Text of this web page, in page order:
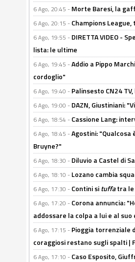
6 Ago, 20:45 - Morte Baresi, la
6 Ago, 20:15 - Champions
6 Ago, 19:55 - DIRETTA VIDEO -
lista: le ultime
6 Ago, 19:45 -Addio a Pippo
cordoglio"
6 Ago, 19:40 - Palinsesto CN24
6 Ago, 19:00 - DAZN, Giustiniani:
6 Ago, 18:54 - Cassione Lang:
6 Ago, 18:45 -Agostini: "Qualcosa
Bruyne?"
6 Ago, 18:30 - Diluvio a Castel di
6 Ago, 18:10 - Lozano cambia
6 Ago, 17:30 - Contini situffatra le
6 Ago, 17:20 - Corona annuncia:
addossare la colpa a lui e al
6 Ago, 17:15 - Pioggia torrenziale
coraggiosi restano sugli spalti |
6 Ago, 17:10 - Caso Esposito,